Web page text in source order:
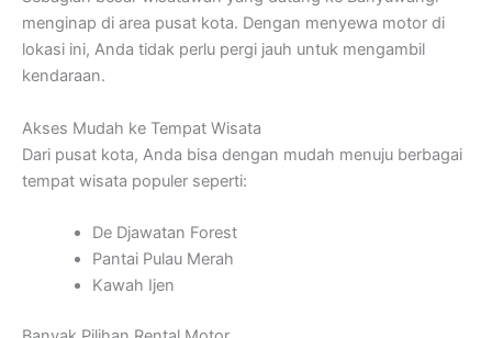
menginap di area pusat kota. Dengan menyewa motor di
lokasi ini, Anda tidak perlu pergi jauh untuk mengambil
kendaraan.
Akses Mudah ke Tempat Wisata
Dari pusat kota, Anda bisa dengan mudah menuju berbagai
tempat wisata populer seperti:
De Djawatan Forest
Pantai Pulau Merah
Kawah Ijen